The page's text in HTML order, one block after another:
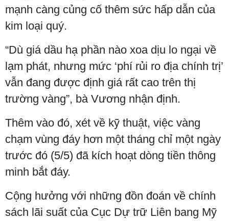
mạnh càng củng cố thêm sức hấp dẫn của
kim loại quý.
“Dù giá dầu hạ phần nào xoa dịu lo ngại về
lạm phát, nhưng mức ‘phí rủi ro địa chính trị’
vẫn đang được định giá rất cao trên thị
trường vàng”, bà Vương nhận định.
Thêm vào đó, xét về kỹ thuật, việc vàng
chạm vùng đáy hơn một tháng chỉ một ngày
trước đó (5/5) đã kích hoạt dòng tiền thông
minh bắt đáy.
Cộng hưởng với những đồn đoán về chính
sách lãi suất của Cục Dự trữ Liên bang Mỹ